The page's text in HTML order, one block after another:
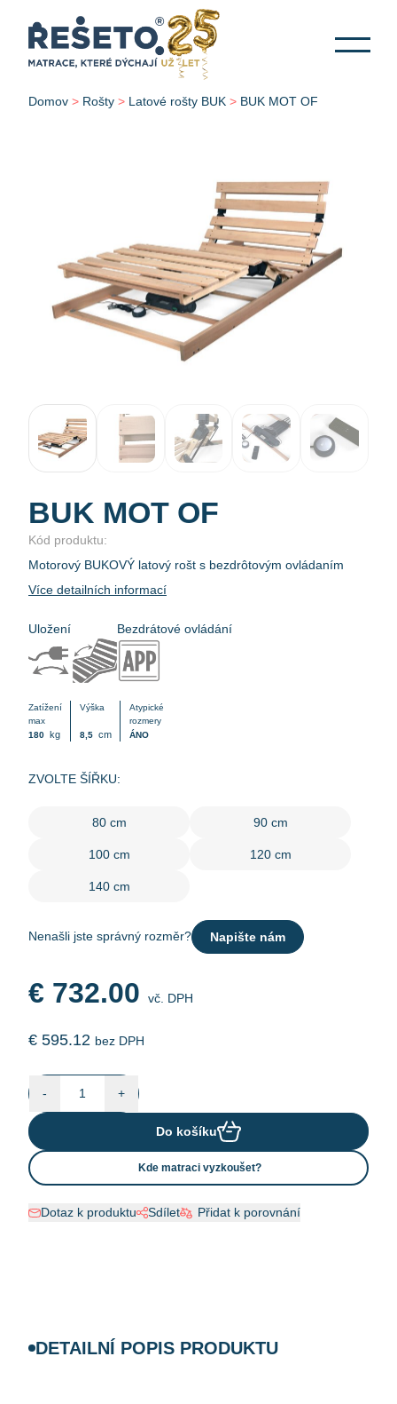
Domov > Rošty > Latové rošty BUK > BUK MOT OF
BUK MOT OF
Kód produktu:
Motorový BUKOVÝ latový rošt s bezdrôtovým ovládaním
Více detailních informací
Uložení Bezdrátové ovládání
Zatížení
max
180 kg
Výška
8,5 cm
Atypické
rozmery
ÁNO
ZVOLTE ŠÍŘKU:
80 cm 90 cm
100 cm 120 cm
140 cm
Nenašli jste správný rozměr? Napište nám
€ 732.00 vč. DPH
€ 595.12 bez DPH
- +
Do košíku
Kde matraci vyzkoušet?
Dotaz k produktu Sdílet Přidat k porovnání
DETAILNÍ POPIS PRODUKTU